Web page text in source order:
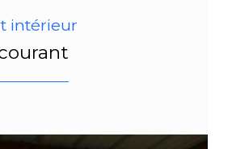
intérieur